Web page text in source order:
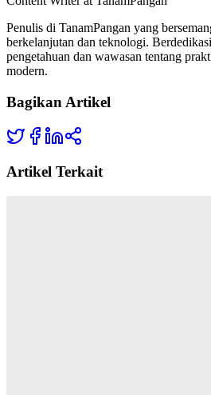
Penulis di TanamPangan yang
berkelanjutan dan teknologi.
pengetahuan dan wawasan tentang
modern.
Bagikan Artikel
Artikel Terkait